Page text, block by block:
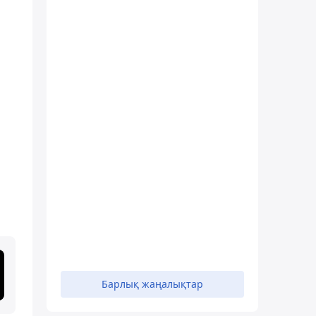
Барлық жаңалықтар